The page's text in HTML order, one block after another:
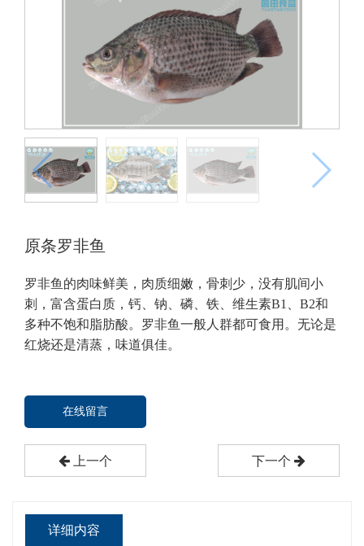
原条罗非鱼
罗非鱼的肉味鲜美，肉质细嫩，骨刺少，没有肌间小
刺，富含蛋白质，钙、钠、磷、铁、维生素B1、B2和
多种不饱和脂肪酸。罗非鱼一般人群都可食用。无论是
红烧还是清蒸，味道俱佳。
在线留言
上一个 下一个
详细内容